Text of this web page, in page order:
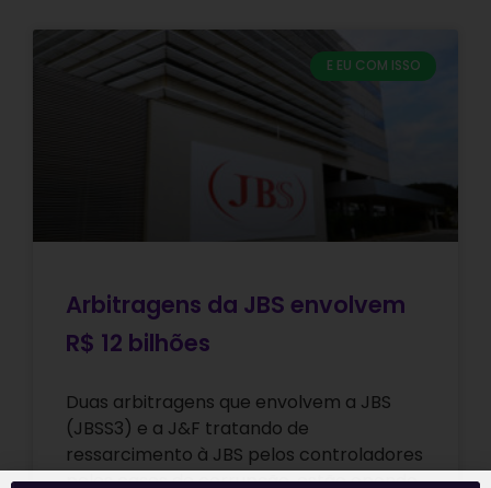
E EU COM ISSO
Arbitragens da JBS envolvem
R$ 12 bilhões
Duas arbitragens que envolvem a JBS
(JBSS3) e a J&F tratando de
ressarcimento à JBS pelos controladores
pelos casos de corrupção, estão opondo